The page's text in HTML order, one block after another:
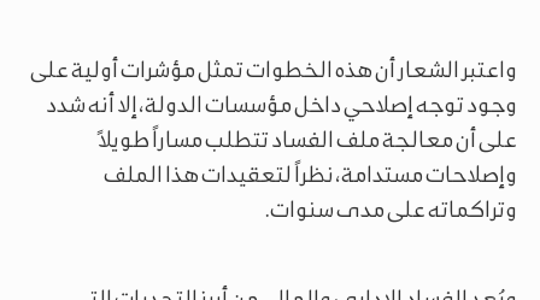
واعتبر الشعار أن هذه الخطوات تمثل مؤشرات أولية على
وجود توجه إصلاحي داخل مؤسسات الدولة، إلا أنه شدد
على أن معالجة ملف الفساد تتطلب مساراً طويلاً
وإصلاحات مستدامة، نظراً لتعقيدات هذا الملف
وتراكماته على مدى سنوات.